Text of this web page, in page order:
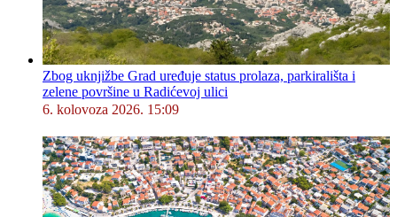
Zbog uknjižbe Grad uređuje status prolaza, parkirališta i
zelene površine u Radićevoj ulici
6. kolovoza 2026. 15:09